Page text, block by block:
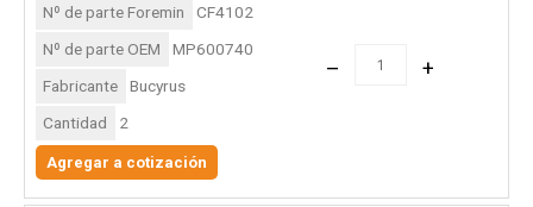
Nº de parte Foremin
CF4102
Nº de parte OEM
MP600740
Fabricante
Bucyrus
Cantidad
2
– +
Agregar a cotización